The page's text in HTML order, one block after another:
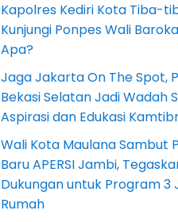
Kapolres Kediri Kota Tiba-
Kunjungi Ponpes Wali
Apa?
Jaga Jakarta On The Spot,
Bekasi Selatan Jadi Wadah
Aspirasi dan Edukasi
Wali Kota Maulana Sambut
Baru APERSI Jambi,
Dukungan untuk Program 3
Rumah